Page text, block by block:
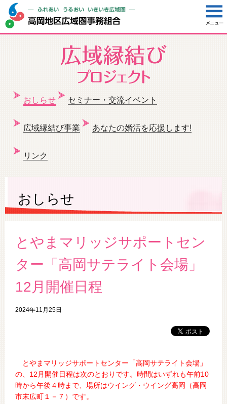
おしらせ セミナー・交流イベント
広域縁結び事業 あなたの婚活を応援します!
リンク
おしらせ
とやまマリッジサポートセン
ター「高岡サテライト会場」
12月開催日程
2024年11月25日
とやまマリッジサポートセンター「高岡サテライト会場」
の、12 月開催日程は次のとおりです。時間はいずれも午前10
時から午後４時まで、場所はウイング・ウイング高岡（高岡
市末広町１－７）です。